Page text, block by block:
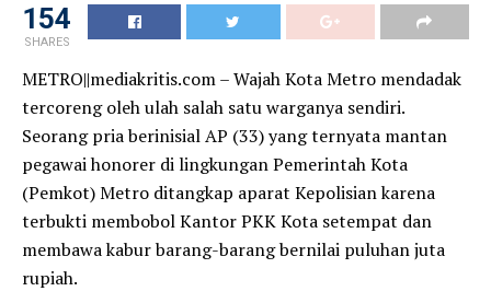
154
SHARES
METRO||mediakritis.com – Wajah Kota Metro mendadak
tercoreng oleh ulah salah satu warganya sendiri.
Seorang pria berinisial AP (33) yang ternyata mantan
pegawai honorer di lingkungan Pemerintah Kota
(Pemkot) Metro ditangkap aparat Kepolisian karena
terbukti membobol Kantor PKK Kota setempat dan
membawa kabur barang-barang bernilai puluhan juta
rupiah.